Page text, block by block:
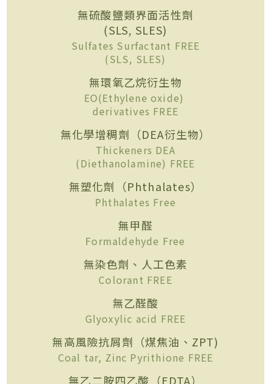
無硫酸鹽類界面活性劑
(SLS, SLES)
Sulfates Surfactant FREE
(SLS, SLES)
無環氧乙烷衍生物
EO(Ethylene oxide)
derivatives FREE
無化學增稠劑（DEA衍生物）
Thickeners DEA
(Diethanolamine) FREE
無塑化劑（Phthalates）
Phthalates Free
無甲醛
Formaldehyde Free
無染色劑、人工色素
Colorant FREE
無乙醛酸
Glyoxylic acid FREE
無高風險抗屑劑（煤焦油、ZPT)
Coal tar, Zinc Pyrithione FREE
無乙二胺四乙酸（EDTA）